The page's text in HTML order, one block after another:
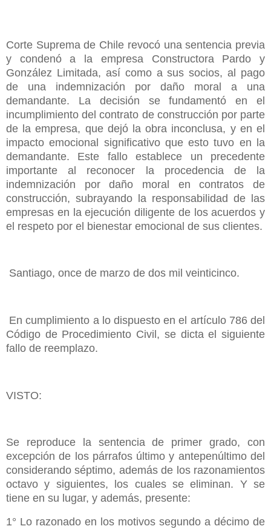
Corte Suprema de Chile revocó una sentencia previa
y condenó a la empresa Constructora Pardo y
González Limitada, así como a sus socios, al pago
de una indemnización por daño moral a una
demandante. La decisión se fundamentó en el
incumplimiento del contrato de construcción por parte
de la empresa, que dejó la obra inconclusa, y en el
impacto emocional significativo que esto tuvo en la
demandante. Este fallo establece un precedente
importante al reconocer la procedencia de la
indemnización por daño moral en contratos de
construcción, subrayando la responsabilidad de las
empresas en la ejecución diligente de los acuerdos y
el respeto por el bienestar emocional de sus clientes.
Santiago, once de marzo de dos mil veinticinco.
En cumplimiento a lo dispuesto en el artículo 786 del
Código de Procedimiento Civil, se dicta el siguiente
fallo de reemplazo.
VISTO:
Se reproduce la sentencia de primer grado, con
excepción de los párrafos último y antepenúltimo del
considerando séptimo, además de los razonamientos
octavo y siguientes, los cuales se eliminan. Y se
tiene en su lugar, y además, presente:
1° Lo razonado en los motivos segundo a décimo de